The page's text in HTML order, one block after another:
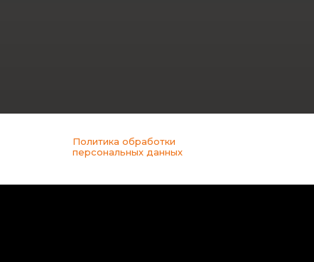
Политика обработки
персональных данных